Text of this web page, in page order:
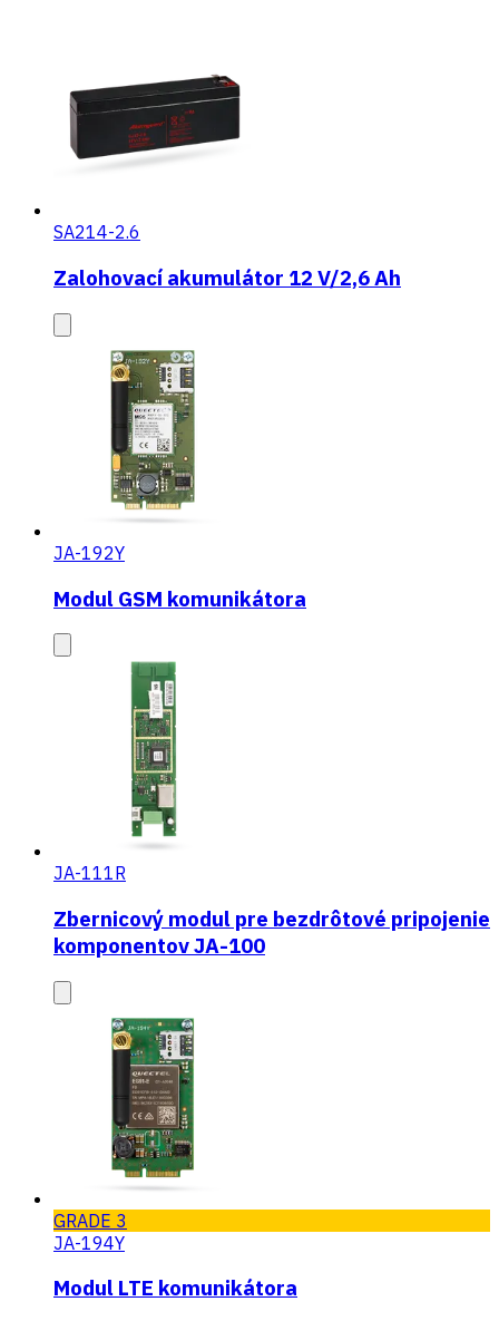
SA214-2.6
Zalohovací akumulátor 12 V/2,6 Ah
JA-192Y
Modul GSM komunikátora
JA-111R
Zbernicový modul pre bezdrôtové pripojenie
komponentov JA-100
GRADE 3
JA-194Y
Modul LTE komunikátora